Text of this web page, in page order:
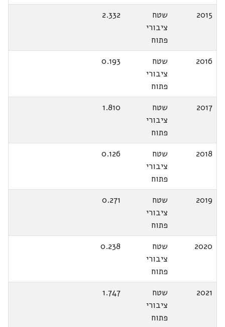
2015
שטח
ציבורי
פתוח
2.332
2016
שטח
ציבורי
פתוח
0.193
2017
שטח
ציבורי
פתוח
1.810
2018
שטח
ציבורי
פתוח
0.126
2019
שטח
ציבורי
פתוח
0.271
2020
שטח
ציבורי
פתוח
0.238
2021
שטח
ציבורי
פתוח
1.747